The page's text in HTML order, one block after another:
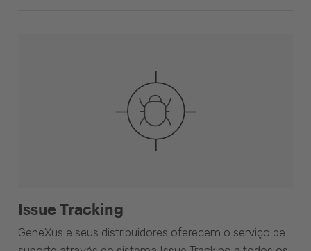
Issue Tracking
GeneXus e seus distribuidores oferecem o serviço de